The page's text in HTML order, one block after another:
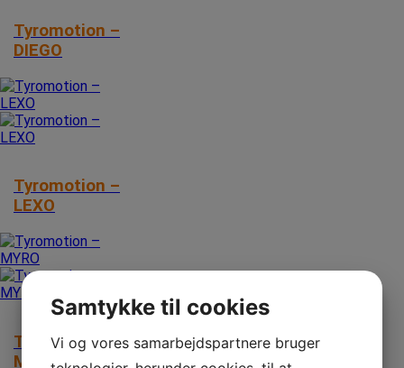
Tyromotion –
DIEGO
Tyromotion –
LEXO
Tyromotion –
MYRO
Samtykke til cookies
Vi og vores samarbejdspartnere bruger